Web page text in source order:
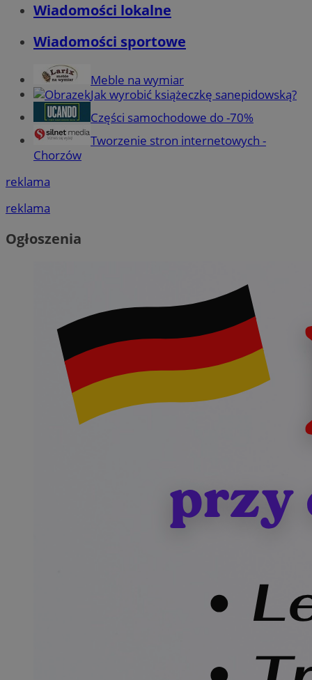
Wiadomości lokalne
Wiadomości sportowe
Meble na wymiar
Jak wyrobić książeczkę sanepidowską?
Części samochodowe do -70%
Tworzenie stron internetowych -
Chorzów
reklama
reklama
Ogłoszenia